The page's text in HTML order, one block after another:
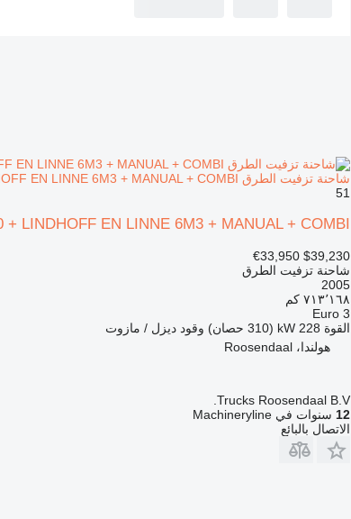
شاحنة تزفيت الطرق MAN TGA 26.310 + LINDHOFF EN LINNE 6M3 + MANUAL + COMBI
51
+ LINDHOFF EN LINNE 6M3 + MANUAL + COMBI
$39,230
€33,950
شاحنة تزفيت الطرق
2005
٧١٣٬١٦٨ كم
Euro 3
القوة 228 kW (310 حصان) وقود ديزل / مازوت
هولندا، Roosendaal
Trucks Roosendaal B.V.
12 سنوات في Machineryline
الاتصال بالبائع